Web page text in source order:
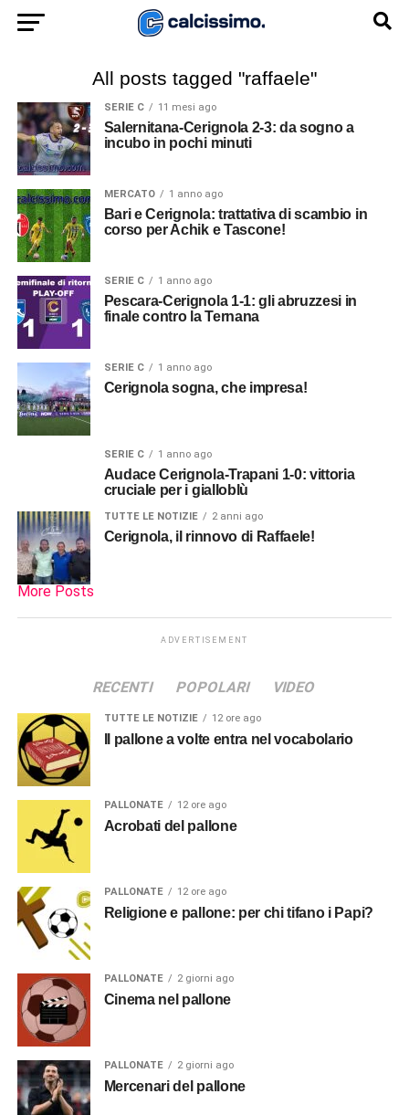
All posts tagged "raffaele"
SERIE C 11 mesi ago
Salernitana-Cerignola 2-3: da sogno a
incubo in pochi minuti
MERCATO 1 anno ago
Bari e Cerignola: trattativa di scambio in
corso per Achik e Tascone!
SERIE C 1 anno ago
Pescara-Cerignola 1-1: gli abruzzesi in
finale contro la Ternana
SERIE C 1 anno ago
Cerignola sogna, che impresa!
SERIE C 1 anno ago
Audace Cerignola-Trapani 1-0: vittoria
cruciale per i gialloblù
TUTTE LE NOTIZIE 2 anni ago
Cerignola, il rinnovo di Raffaele!
More Posts
ADVERTISEMENT
RECENTI POPOLARI VIDEO
TUTTE LE NOTIZIE 12 ore ago
Il pallone a volte entra nel vocabolario
PALLONATE 12 ore ago
Acrobati del pallone
PALLONATE 12 ore ago
Religione e pallone: per chi tifano i Papi?
PALLONATE 2 giorni ago
Cinema nel pallone
PALLONATE 2 giorni ago
Mercenari del pallone